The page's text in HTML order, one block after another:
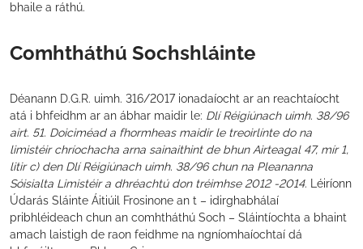
bhaile a ráthú.
Comhtháthú Sochshláinte
Déanann D.G.R. uimh. 316/2017 ionadaíocht ar an reachtaíocht
atá i bhfeidhm ar an ábhar maidir le: Dlí Réigiúnach uimh. 38/96
airt. 51. Doiciméad a fhormheas maidir le treoirlínte do na
limistéir chríochacha arna sainaithint de bhun Airteagal 47, mír 1,
litir c) den Dlí Réigiúnach uimh. 38/96 chun na Pleananna
Sóisialta Limistéir a dhréachtú don tréimhse 2012 -2014. Léiríonn
Údarás Sláinte Áitiúil Frosinone an t – idirghabhálaí
pribhléideach chun an comhtháthú Soch – Sláintíochta a bhaint
amach laistigh de raon feidhme na ngníomhaíochtaí dá